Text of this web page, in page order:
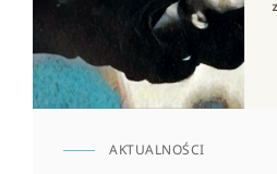
CAT
AKTUALNOŚCI